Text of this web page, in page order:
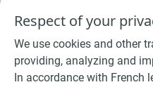
Respect of your
We use cookies and other
providing, analyzing and
In accordance with French